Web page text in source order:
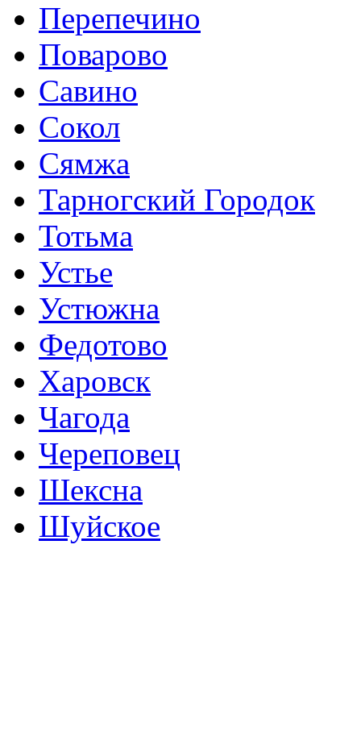
Перепечино
Поварово
Савино
Сокол
Сямжа
Тарногский Городок
Тотьма
Устье
Устюжна
Федотово
Харовск
Чагода
Череповец
Шексна
Шуйское